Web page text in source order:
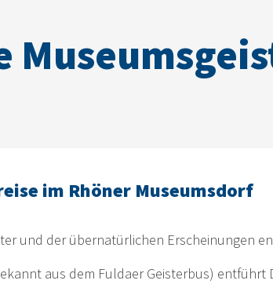
im Rhöner Museumsdorf
und der übernatürlichen Erscheinungen
aus dem Fuldaer Geisterbus)